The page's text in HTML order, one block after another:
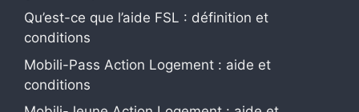
Qu’est-ce que l’aide FSL : définition et
conditions
Mobili-Pass Action Logement : aide et
conditions